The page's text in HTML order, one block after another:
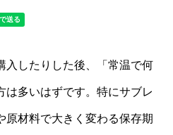
入したりした後、「常温で何
は多いはずです。特にサブレ
原材料で大きく変わる保存期